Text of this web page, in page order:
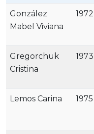
González
Mabel Viviana
1972
Gregorchuk
Cristina
1973
Lemos Carina 1975